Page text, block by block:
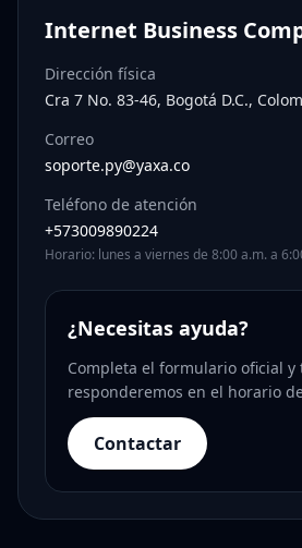
Internet Business
Dirección física
Cra 7 No. 83-46, Bogotá D.C.,
Correo
soporte.py@yaxa.co
Teléfono de atención
+573009890224
Horario: lunes a viernes de 8:00 a.m. a
¿Necesitas ayuda?
Completa el formulario oficial y
responderemos en el horario
Contactar